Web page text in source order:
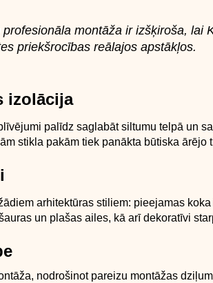
montāža ir izšķiroša, lai
priekšrocības reālajos apstākļos.
izolācija
palīdz saglabāt siltumu telpā un
stikla pakām tiek panākta būtiska ārējo
arhitektūras stiliem: pieejamas
un plašas ailes, kā arī dekoratīvi
nodrošinot pareizu montāžas